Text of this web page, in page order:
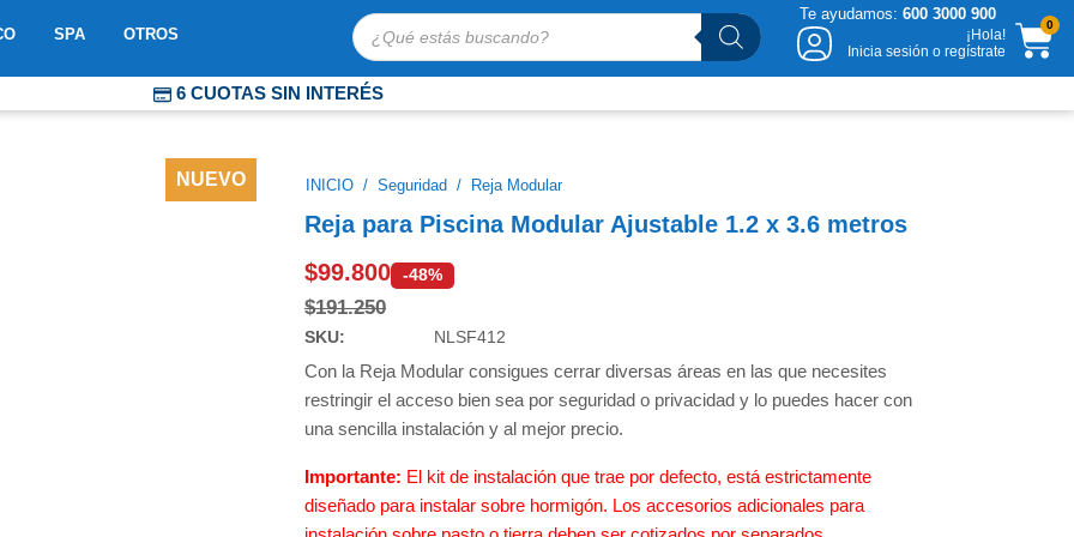
Te ayudamos: 600 3000 900
ABRIR MOSAICO
SPA ABRIR SPA
OTROS
Búsqueda
de
¡Hola!
Inicia sesión o regístrate
0
6 CUOTAS SIN INTERÉS
ENVÍOS EXPRESS A TODO CHILE
NUEVO
INICIO / Seguridad / Reja Modular
Reja para Piscina Modular Ajustable 1.2 x 3.6 metros
$99.800 -48%
$191.250
SKU: NLSF412
Con la Reja Modular consigues cerrar diversas áreas en las que necesites
restringir el acceso bien sea por seguridad o privacidad y lo puedes hacer con
una sencilla instalación y al mejor precio.
Importante: El kit de instalación que trae por defecto, está estrictamente
diseñado para instalar sobre hormigón. Los accesorios adicionales para